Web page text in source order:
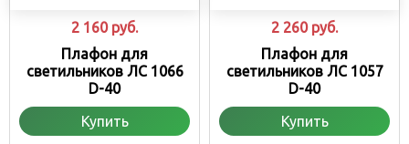
2 160 руб.
Плафон для
светильников ЛС 1066
D-40
Купить
2 260 руб.
Плафон для
светильников ЛС 1057
D-40
Купить